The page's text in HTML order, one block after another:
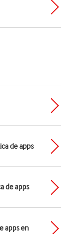
de apps
de apps
apps en